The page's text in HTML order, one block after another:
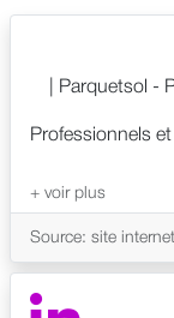
| Parquetsol -
Professionnels
Source: site internet